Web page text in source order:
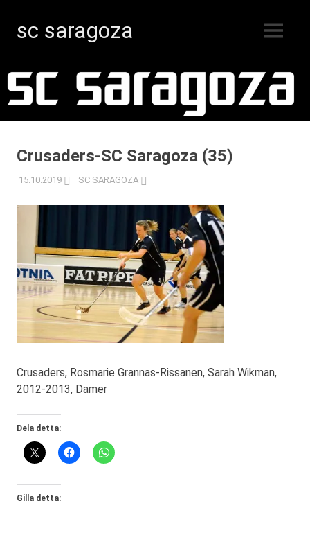
innehåll
sc saragoza
Kristinestad
sedan
MENY
Crusaders-SC Saragoza (35)
15.10.2019 SC SARAGOZA
Crusaders, Rosmarie Grannas-Rissanen, Sarah Wikman,
2012-2013, Damer
Dela detta:
Gilla detta: